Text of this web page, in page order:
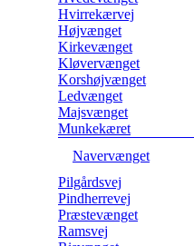
Hvirrekærvej
Højvænget
Kirkevænget
Kløvervænget
Korshøjvænget
Ledvænget
Majsvænget
Munkekæret
Navervænget
Pilgårdsvej
Pindherrevej
Præstevænget
Ramsvej